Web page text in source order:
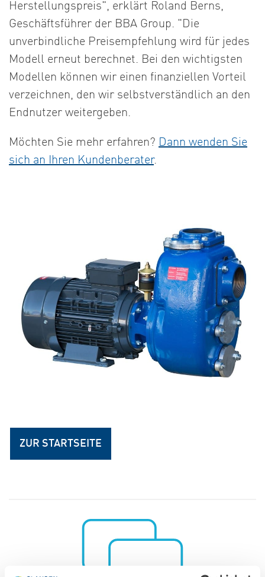
Herstellungspreis", erklärt Roland Berns,
Geschäftsführer der BBA Group. "Die
unverbindliche Preisempfehlung wird für jedes
Modell erneut berechnet. Bei den wichtigsten
Modellen können wir einen finanziellen Vorteil
verzeichnen, den wir selbstverständlich an den
Endnutzer weitergeben.
Möchten Sie mehr erfahren? Dann wenden Sie
sich an Ihren Kundenberater.
ZUR STARTSEITE